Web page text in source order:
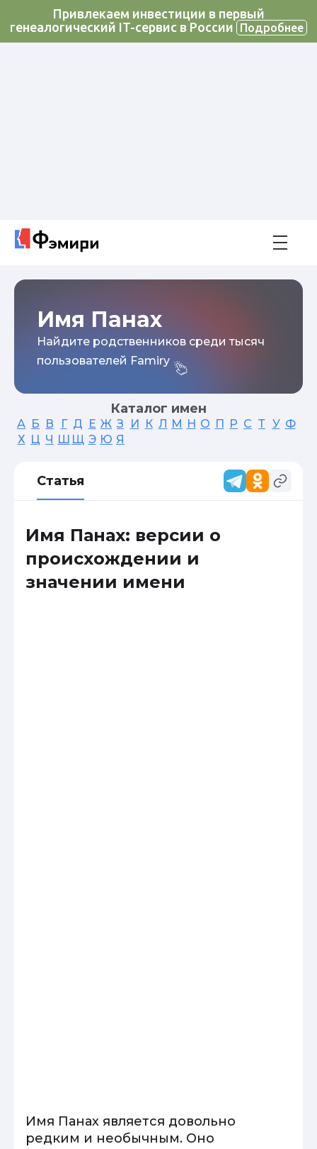
Привлекаем инвестиции в первый
генеалогический IT-сервис в России
Подробнее
Имя Панах
Найдите родственников среди тысяч
пользователей Famiry
Каталог имен
А Б В Г Д Е Ж З И К Л М Н О П Р С Т У Ф
Х Ц Ч Ш Щ Э Ю Я
Статья
Имя Панах: версии о
происхождении и
значении имени
Имя Панах является довольно
редким и необычным. Оно